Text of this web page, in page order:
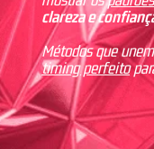
clareza e
Métodos que unem
timing perfeito